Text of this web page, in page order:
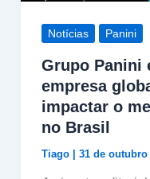
Notícias Panini
Grupo Panini
empresa
impactar o
no Brasil
Tiago 31 de outubro